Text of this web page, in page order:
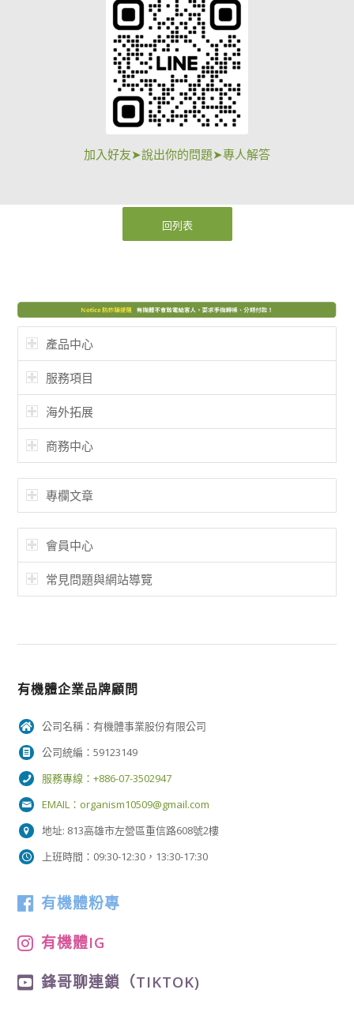
加入好友➤說出你的問題➤專人解答
回列表
產品中心
服務項目
海外拓展
商務中心
專欄文章
會員中心
常見問題與網站導覽
有機體企業品牌顧問
公司名稱：有機體事業股份有限公司
公司統編：59123149
服務專線：+886-07-3502947
EMAIL： organism10509@gmail.com
地址: 813高雄市左營區重信路608號2樓
上班時間：09:30-12:30，13:30-17:30
有機體粉專
有機體IG
鋒哥聊連鎖（TIKTOK)